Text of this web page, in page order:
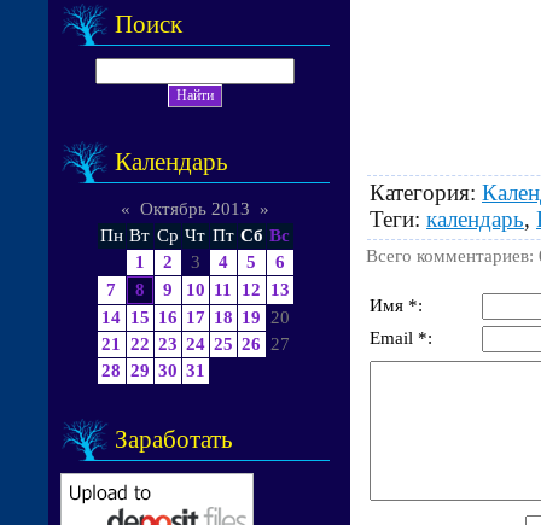
Поиск
Календарь
« Октябрь 2013
»
Пн Вт Ср Чт Пт Сб Вс
1
2 3 4 5
6
7
8 9 10 11 12
13
14 15 16 17 18 19
20
21
22 23 24 25 26
27
28 29 30 31
Заработать
Категория:
Теги: календарь,
Всего комментариев:
Имя *:
Email *: